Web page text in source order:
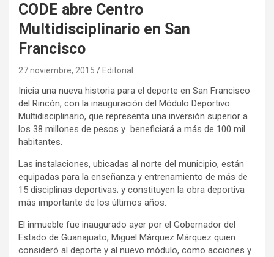
CODE abre Centro
Multidisciplinario en San
Francisco
27 noviembre, 2015 Editorial
Inicia una nueva historia para el deporte en San Francisco
del Rincón, con la inauguración del Módulo Deportivo
Multidisciplinario, que representa una inversión superior a
los 38 millones de pesos y beneficiará a más de 100 mil
habitantes.
Las instalaciones, ubicadas al norte del municipio, están
equipadas para la enseñanza y entrenamiento de más de
15 disciplinas deportivas; y constituyen la obra deportiva
más importante de los últimos años.
El inmueble fue inaugurado ayer por el Gobernador del
Estado de Guanajuato, Miguel Márquez Márquez quien
consideró al deporte y al nuevo módulo, como acciones y